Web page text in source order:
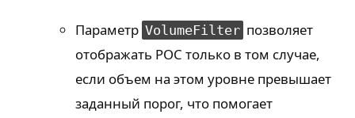
Параметр VolumeFilter позволяет
отображать POC только в том случае,
если объем на этом уровне превышает
заданный порог, что помогает